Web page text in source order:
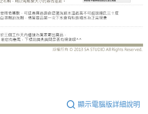
顯示電腦版詳細說明